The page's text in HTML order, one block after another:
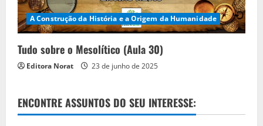
A Construção da História e a Origem da Humanidade
Tudo sobre o Mesolítico (Aula 30)
Editora Norat 23 de junho de 2025
ENCONTRE ASSUNTOS DO SEU INTERESSE: